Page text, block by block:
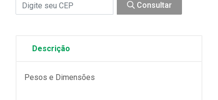
Consultar
Descrição
Pesos e Dimensões